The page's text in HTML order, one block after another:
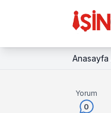
Anasayfa
Yorum
0